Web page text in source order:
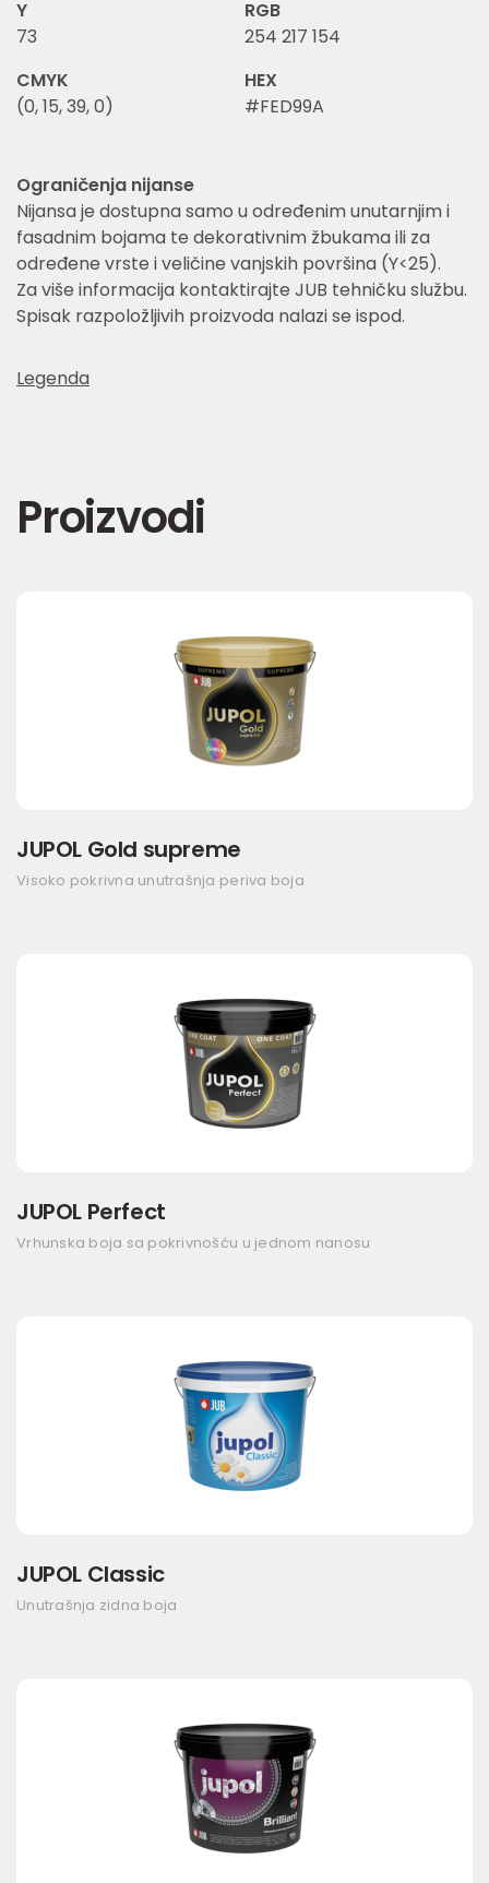
Y
73
RGB
254 217 154
CMYK
(0, 15, 39, 0)
HEX
#FED99A
Ograničenja nijanse
Nijansa je dostupna samo u određenim unutarnjim i
fasadnim bojama te dekorativnim žbukama ili za
određene vrste i veličine vanjskih površina (Y<25).
Za više informacija kontaktirajte JUB tehničku službu.
Spisak razpoložljivih proizvoda nalazi se ispod.
Legenda
Proizvodi
JUPOL Gold supreme
Visoko pokrivna unutrašnja periva boja
JUPOL Perfect
Vrhunska boja sa pokrivnošću u jednom nanosu
JUPOL Classic
Unutrašnja zidna boja